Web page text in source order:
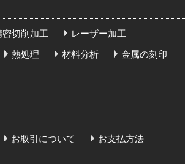
密切削加工
レーザー加工
熱処理 材料分析
金属の刻印
お取引について お支払方法